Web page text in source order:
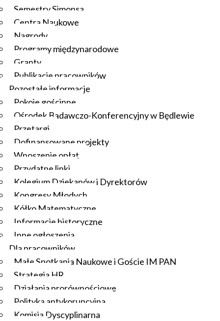
Semestry Simonsa
Centra Naukowe
Nagrody
Programy międzynarodowe
Granty
Publikacje pracowników
Pozostałe informacje
Pokoje gościnne
Ośrodek Badawczo-Konferencyjny w Będlewie
Przetargi
Dofinansowane projekty
Wnoszenie opłat
Przydatne linki
Kolegium Dziekanów i Dyrektorów
Kongresy Młodych
Kółko Matematyczne
Informacje historyczne
Inne ogłoszenia
Dla pracowników
Małe Spotkania Naukowe i Goście IM PAN
Strategia HR
Działania prorównościowe
Polityka antykorupcyjna
Komisja Dyscyplinarna